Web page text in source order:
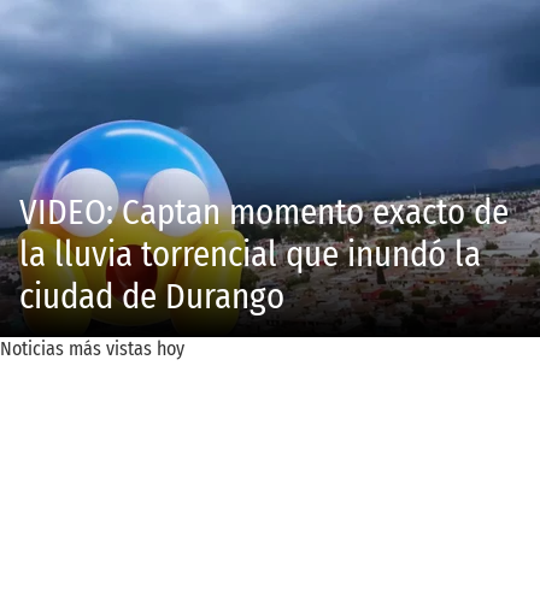
VIDEO: Captan momento exacto de
la lluvia torrencial que inundó la
ciudad de Durango
Noticias más vistas hoy